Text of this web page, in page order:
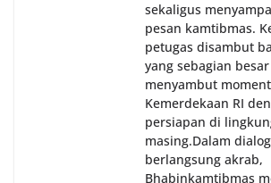
sekaligus
pesan kamtibmas.
petugas disambut
yang sebagian
menyambut
Kemerdekaan RI
persiapan di
masing.‎Dalam
berlangsung akrab,
Bhabinkamtibmas